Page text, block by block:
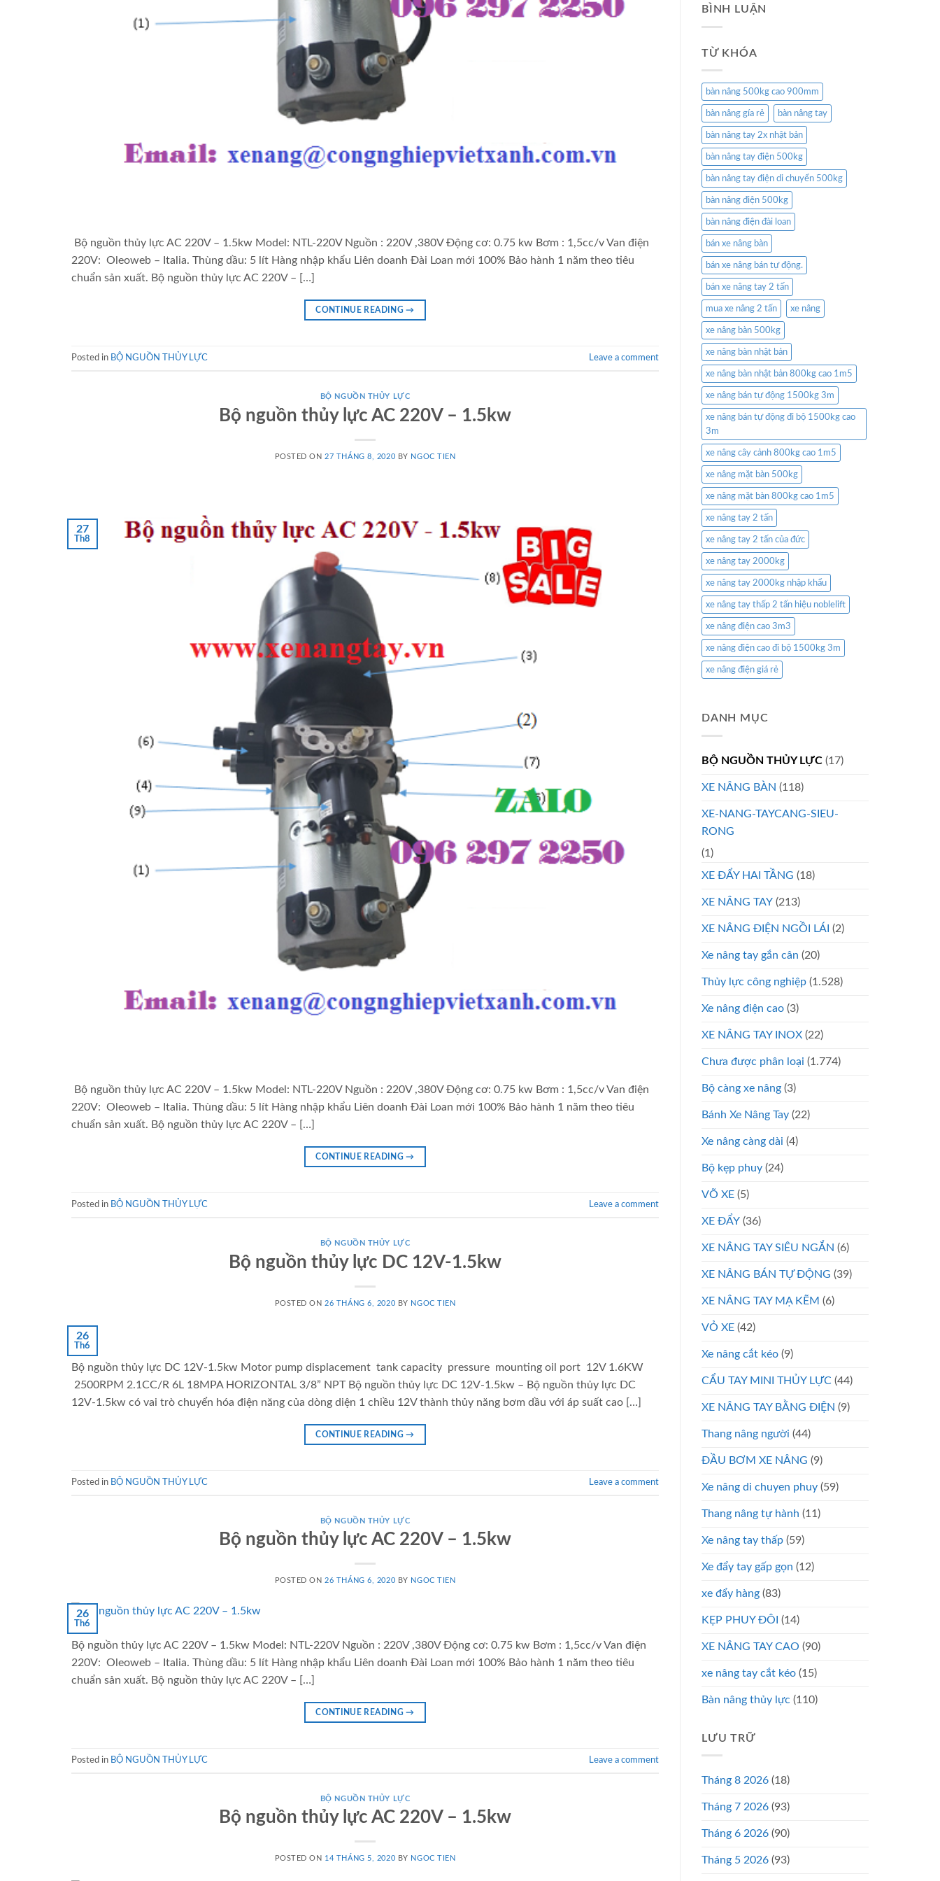
Bộ nguồn thủy lực AC 220V – 1.5kw Model: NTL-220V Nguồn : 220V ,380V Động cơ: 0.75 kw Bơm : 1,5cc/v Van điện
220V: Oleoweb – Italia. Thùng dầu: 5 lít Hàng nhập khẩu Liên doanh Đài Loan mới 100% Bảo hành 1 năm theo tiêu
chuẩn sản xuất. Bộ nguồn thủy lực AC 220V – […]
CONTINUE READING→
Posted in BỘ NGUỒN THỦY LỰC Leave a comment
BỘ NGUỒN THỦY LỰC
Bộ nguồn thủy lực AC 220V – 1.5kw
POSTED ON 27 THÁNG 8, 2020 BY NGOC TIEN
27
Th8
Bộ nguồn thủy lực AC 220V – 1.5kw Model: NTL-220V Nguồn : 220V ,380V Động cơ: 0.75 kw Bơm : 1,5cc/v Van điện
220V: Oleoweb – Italia. Thùng dầu: 5 lít Hàng nhập khẩu Liên doanh Đài Loan mới 100% Bảo hành 1 năm theo tiêu
chuẩn sản xuất. Bộ nguồn thủy lực AC 220V – […]
CONTINUE READING→
Posted in BỘ NGUỒN THỦY LỰC Leave a comment
BỘ NGUỒN THỦY LỰC
Bộ nguồn thủy lực DC 12V-1.5kw
POSTED ON 26 THÁNG 6, 2020 BY NGOC TIEN
26
Th6
Bộ nguồn thủy lực DC 12V-1.5kw Motor pump displacement tank capacity pressure mounting oil port 12V 1.6KW
2500RPM 2.1CC/R 6L 18MPA HORIZONTAL 3/8” NPT Bộ nguồn thủy lực DC 12V-1.5kw – Bộ nguồn thủy lực DC
12V-1.5kw có vai trò chuyển hóa điện năng của dòng diện 1 chiều 12V thành thủy năng bơm dầu với áp suất cao […]
CONTINUE READING→
Posted in BỘ NGUỒN THỦY LỰC Leave a comment
BỘ NGUỒN THỦY LỰC
Bộ nguồn thủy lực AC 220V – 1.5kw
POSTED ON26 THÁNG 6, 2020 BY NGOC TIEN
26
Th6
Bộ nguồn thủy lực AC 220V – 1.5kw Model: NTL-220V Nguồn : 220V ,380V Động cơ: 0.75 kw Bơm : 1,5cc/v Van điện
220V: Oleoweb – Italia. Thùng dầu: 5 lít Hàng nhập khẩu Liên doanh Đài Loan mới 100% Bảo hành 1 năm theo tiêu
chuẩn sản xuất. Bộ nguồn thủy lực AC 220V – […]
CONTINUE READING→
Posted in BỘ NGUỒN THỦY LỰC Leave a comment
BỘ NGUỒN THỦY LỰC
Bộ nguồn thủy lực AC 220V – 1.5kw
POSTED ON 14 THÁNG 5, 2020 BY NGOC TIEN
BÌNH LUẬN
TỪ KHÓA
bàn nâng 500kg cao 900mm
bàn nâng gía rẻ bàn nâng tay
bàn nâng tay 2x nhật bản
bàn nâng tay điện 500kg
bàn nâng tay điện di chuyển 500kg
bàn nâng điện 500kg
bàn nâng điện đài loan
bán xe nâng bàn
bán xe nâng bán tự động.
bán xe nâng tay 2 tấn
mua xe nâng 2 tấn xe nâng
xe nâng bàn 500kg
xe nâng bàn nhật bản
xe nâng bàn nhật bản 800kg cao 1m5
xe nâng bán tự động 1500kg 3m
xe nâng bán tự động đi bộ 1500kg cao
3m
xe nâng cây cảnh 800kg cao 1m5
xe nâng mặt bàn 500kg
xe nâng mặt bàn 800kg cao 1m5
xe nâng tay 2 tấn
xe nâng tay 2 tấn của đức
xe nâng tay 2000kg
xe nâng tay 2000kg nhập khẩu
xe nâng tay thấp 2 tấn hiệu noblelift
xe nâng điện cao 3m3
xe nâng điện cao đi bộ 1500kg 3m
xe nâng điện giá rẻ
DANH MỤC
BỘ NGUỒN THỦY LỰC (17)
XE NÂNG BÀN (118)
XE-NANG-TAYCANG-SIEU-
RONG
(1)
XE ĐẨY HAI TẦNG (18)
XE NÂNG TAY (213)
XE NÂNG ĐIỆN NGỒI LÁI (2)
Xe nâng tay gắn cân (20)
Thủy lực công nghiệp (1.528)
Xe nâng điện cao (3)
XE NÂNG TAY INOX (22)
Chưa được phân loại (1.774)
Bộ càng xe nâng (3)
Bánh Xe Nâng Tay (22)
Xe nâng càng dài (4)
Bộ kẹp phuy (24)
VÕ XE (5)
XE ĐẨY (36)
XE NÂNG TAY SIÊU NGẮN (6)
XE NÂNG BÁN TỰ ĐỘNG (39)
XE NÂNG TAY MẠ KẼM (6)
VỎ XE (42)
Xe nâng cắt kéo (9)
CẨU TAY MINI THỦY LỰC (44)
XE NÂNG TAY BẰNG ĐIỆN (9)
Thang nâng người (44)
ĐẦU BƠM XE NÂNG (9)
Xe nâng di chuyen phuy (59)
Thang nâng tự hành (11)
Xe nâng tay thấp (59)
Xe đẩy tay gấp gọn (12)
xe đẩy hàng (83)
KẸP PHUY ĐÔI (14)
XE NÂNG TAY CAO (90)
xe nâng tay cắt kéo (15)
Bàn nâng thủy lực (110)
LƯU TRỮ
Tháng 8 2026 (18)
Tháng 7 2026 (93)
Tháng 6 2026 (90)
Tháng 5 2026 (93)